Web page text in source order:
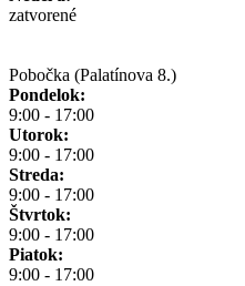
zatvorené
Pobočka (Palatínova 8.)
Pondelok:
9:00 - 17:00
Utorok:
9:00 - 17:00
Streda:
9:00 - 17:00
Štvrtok:
9:00 - 17:00
Piatok:
9:00 - 17:00